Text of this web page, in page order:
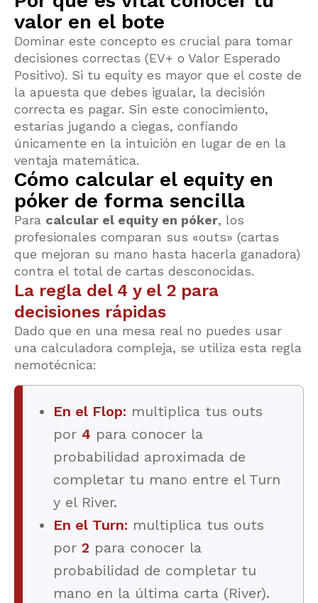
valor en el bote
Dominar este concepto es crucial para tomar
decisiones correctas (EV+ o Valor Esperado
Positivo). Si tu equity es mayor que el coste de
la apuesta que debes igualar, la decisión
correcta es pagar. Sin este conocimiento,
estarías jugando a ciegas, confiando
únicamente en la intuición en lugar de en la
ventaja matemática.
Cómo calcular el equity en
póker de forma sencilla
Para calcular el equity en póker, los
profesionales comparan sus «outs» (cartas
que mejoran su mano hasta hacerla ganadora)
contra el total de cartas desconocidas.
La regla del 4 y el 2 para
decisiones rápidas
Dado que en una mesa real no puedes usar
una calculadora compleja, se utiliza esta regla
nemotécnica:
En el Flop: multiplica tus outs
por 4 para conocer la
probabilidad aproximada de
completar tu mano entre el Turn
y el River.
En el Turn: multiplica tus outs
por 2 para conocer la
probabilidad de completar tu
mano en la última carta (River).